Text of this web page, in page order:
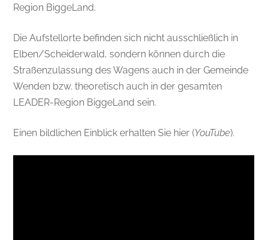
Region BiggeLand.
Die Aufstellorte befinden sich nicht ausschließlich in
Elben/Scheiderwald, sondern können durch die
Straßenzulassung des Wagens auch in der Gemeinde
Wenden bzw. theoretisch auch in der gesamten
LEADER-Region BiggeLand sein.
Einen bildlichen Einblick erhalten Sie hier (YouTube).